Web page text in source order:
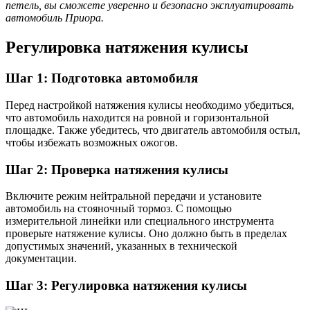
петель, вы сможете уверенно и безопасно эксплуатировать
автомобиль Приора.
Регулировка натяжения кулисы
Шаг 1: Подготовка автомобиля
Перед настройкой натяжения кулисы необходимо убедиться,
что автомобиль находится на ровной и горизонтальной
площадке. Также убедитесь, что двигатель автомобиля остыл,
чтобы избежать возможных ожогов.
Шаг 2: Проверка натяжения кулисы
Включите режим нейтральной передачи и установите
автомобиль на стояночный тормоз. С помощью
измерительной линейки или специального инструмента
проверьте натяжение кулисы. Оно должно быть в пределах
допустимых значений, указанных в технической
документации.
Шаг 3: Регулировка натяжения кулисы